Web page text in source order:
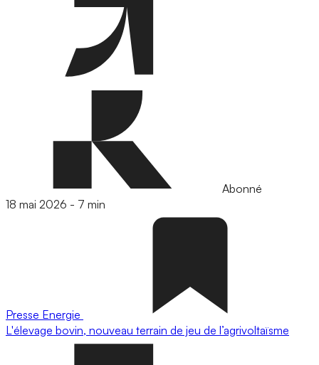
Abonné
18 mai 2026 - 7 min
Presse Energie
L'élevage bovin, nouveau terrain de jeu de l’agrivoltaïsme